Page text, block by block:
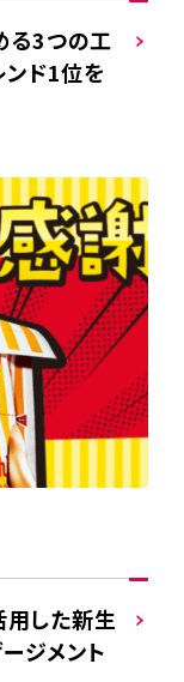
る3つの工
ンド1位を
した新生
ジメント